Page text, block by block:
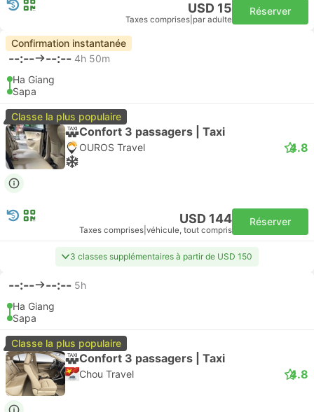
USD 15
Taxes comprises par adulte
Réserver
Confirmation instantanée
--:-- --:-- 4h 50m
Ha Giang
Sapa
Classe la plus populaire
Confort 3 passagers | Taxi
OUROS Travel 4.8
USD 144
Taxes comprises véhicule, tout compris
Réserver
3 classes supplémentaires à partir de USD 150
--:-- --:-- 5h
Ha Giang
Sapa
Classe la plus populaire
Confort 3 passagers | Taxi
Chou Travel 4.8